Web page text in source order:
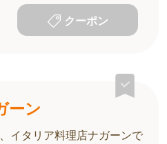
クーポン
ーン
イタリア料理店ナガーンで